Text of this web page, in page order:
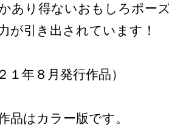
あり得ないおもしろポー
が引き出されています！
１年８月発行作品）
品はカラー版です。